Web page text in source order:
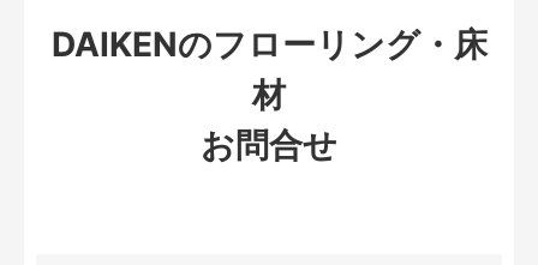
DAIKENのフローリング・床
材
お問合せ